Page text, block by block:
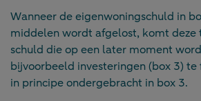
Wanneer de eigenwoningschuld in
middelen wordt afgelost, komt deze
schuld die op een later moment
bijvoorbeeld investeringen (box 3)
in principe ondergebracht in box 3.